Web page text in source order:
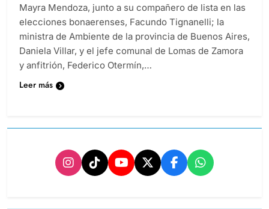
Mayra Mendoza, junto a su compañero de lista en las
elecciones bonaerenses, Facundo Tignanelli; la
ministra de Ambiente de la provincia de Buenos Aires,
Daniela Villar, y el jefe comunal de Lomas de Zamora
y anfitrión, Federico Otermín,…
Leer más